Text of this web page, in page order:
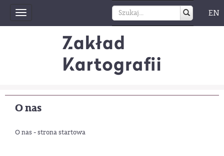
Toggle
navigation
EN
O nas
O nas - strona startowa